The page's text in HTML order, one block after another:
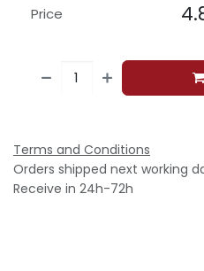
Price
Terms and Conditions
Orders shipped next working
Receive in 24h-72h